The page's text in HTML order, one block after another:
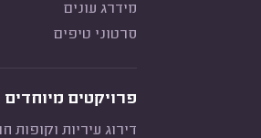
מידרג עונים
סרטוני טיפים
פרויקטים מיוחדים
דירוג עיריות וקופות